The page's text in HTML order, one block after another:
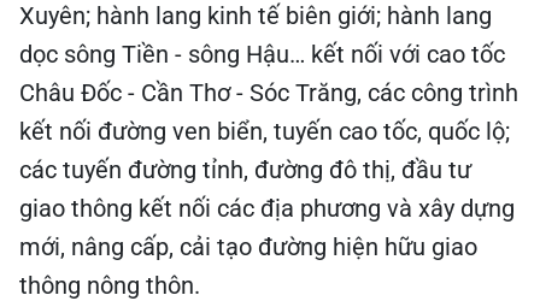
Xuyên; hành lang kinh tế biên giới; hành lang
dọc sông Tiền - sông Hậu… kết nối với cao tốc
Châu Đốc - Cần Thơ - Sóc Trăng, các công trình
kết nối đường ven biển, tuyến cao tốc, quốc lộ;
các tuyến đường tỉnh, đường đô thị, đầu tư
giao thông kết nối các địa phương và xây dựng
mới, nâng cấp, cải tạo đường hiện hữu giao
thông nông thôn.